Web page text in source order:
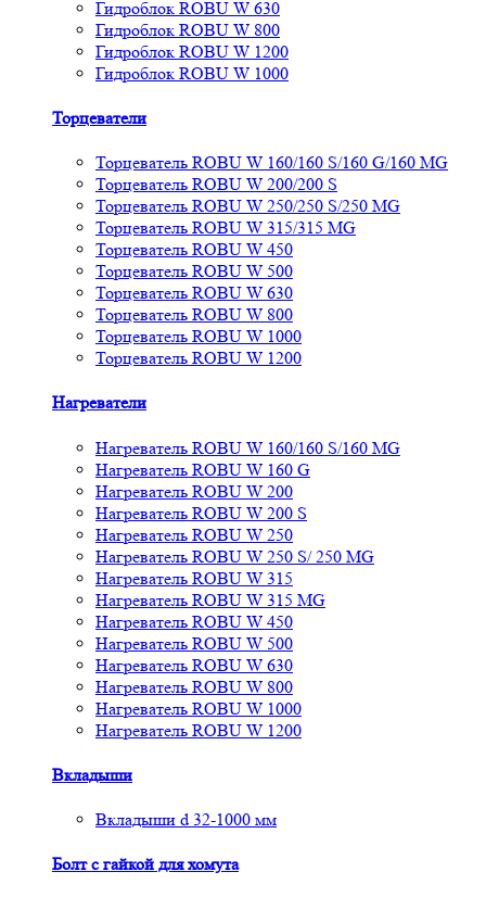
Гидроблок ROBU W 630
Гидроблок ROBU W 800
Гидроблок ROBU W 1200
Гидроблок ROBU W 1000
Торцеватели
Торцеватель ROBU W 160/160 S/160 G/160 MG
Торцеватель ROBU W 200/200 S
Торцеватель ROBU W 250/250 S/250 MG
Торцеватель ROBU W 315/315 MG
Торцеватель ROBU W 450
Торцеватель ROBU W 500
Торцеватель ROBU W 630
Торцеватель ROBU W 800
Торцеватель ROBU W 1000
Торцеватель ROBU W 1200
Нагреватели
Нагреватель ROBU W 160/160 S/160 MG
Нагреватель ROBU W 160 G
Нагреватель ROBU W 200
Нагреватель ROBU W 200 S
Нагреватель ROBU W 250
Нагреватель ROBU W 250 S/ 250 MG
Нагреватель ROBU W 315
Нагреватель ROBU W 315 MG
Нагреватель ROBU W 450
Нагреватель ROBU W 500
Нагреватель ROBU W 630
Нагреватель ROBU W 800
Нагреватель ROBU W 1000
Нагреватель ROBU W 1200
Вкладыши
Вкладыши d 32-1000 мм
Болт с гайкой для хомута